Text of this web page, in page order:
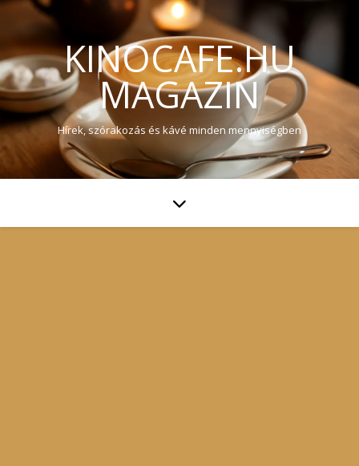
KINOCAFE.HU
MAGAZIN
Hírek, szórakozás és kávé minden mennyiségben